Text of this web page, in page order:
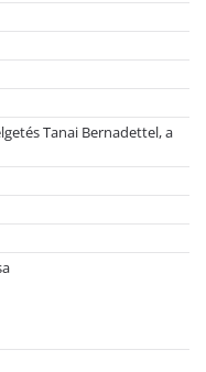
Tanai Bernadettel, a